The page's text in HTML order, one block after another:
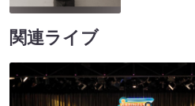
関連ライブ